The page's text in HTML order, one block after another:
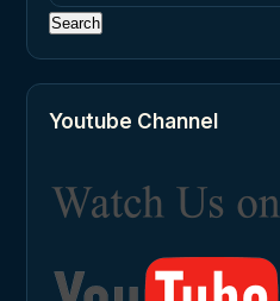
Youtube Channel